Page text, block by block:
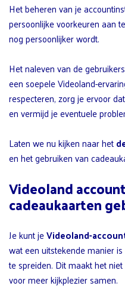
Het beheren van je
persoonlijke voorkeuren aan
nog persoonlijker wordt.
Het naleven van de
een soepele Videoland-
respecteren, zorg je ervoor
en vermijd je eventuele
Laten we nu kijken naar het
en het gebruiken van
Videoland
cadeaukaarten
Je kunt jeVideoland-
wat een uitstekende manier
te spreiden. Dit maakt het
voor meer kijkplezier samen.